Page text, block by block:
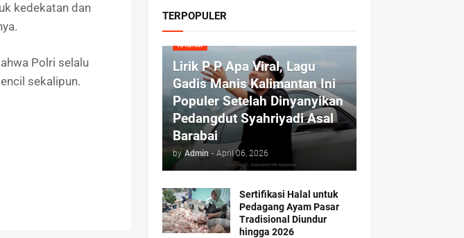
kedekatan dan
Polri selalu
sekalipun.
TERPOPULER
RAGAM
Lirik P P Apa Viral, Lagu
Gadis Manis Kalimantan Ini
Populer Setelah Dinyanyikan
Pedangdut Syahriyadi Asal
Barabai
by Admin - April 06, 2026
Sertifikasi Halal untuk
Pedagang Ayam Pasar
Tradisional Diundur
hingga 2026